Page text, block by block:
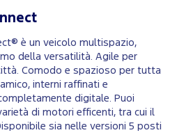
è un veicolo multispazio,
della versatilità. Agile per
Comodo e spazioso per tutta
interni raffinati e
digitale. Puoi
di motori efficenti, tra cui il
sia nelle versioni 5 posti